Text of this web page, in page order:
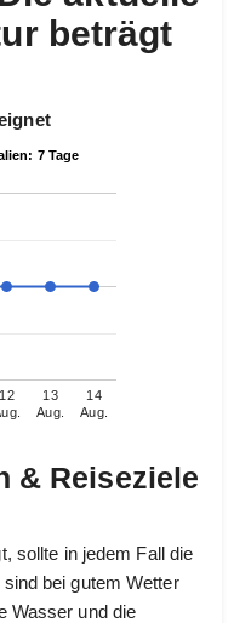
beträgt
7 Tage
12
13
Aug.
14
Aug.
& Reiseziele
sollte in jedem Fall die
bei gutem Wetter
Wasser und die